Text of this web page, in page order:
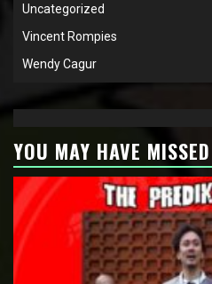
Uncategorized
Vincent Rompies
Wendy Cagur
YOU MAY HAVE MISSED